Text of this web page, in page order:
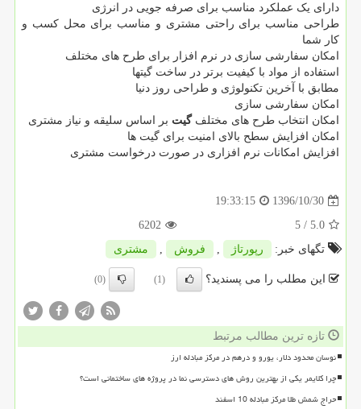
دارای یک عملکرد مناسب برای صرفه جویی در انرژی
طراحی مناسب برای راحتی مشتری و مناسب برای محل کسب و
کار شما
امکان سفارشی سازی در نرم افزار برای طرح های مختلف
استفاده از مواد با کیفیت برتر در ساخت گیتها
مطابق با آخرین تکنولوژی و طراحی روز دنیا
امکان سفارشی سازی
امکان انتخاب طرح های مختلفگیت بر اساس سلیقه و نیاز مشتری
امکان افزایش سطح بالای امنیت برای گیت ها
افزایش امکانات نرم افزاری در صورت درخواست مشتری
1396/10/30
19:33:15
5.0
/ 5
6202
تگهای خبر:
رپورتاژ , فروش , مشتری
این مطلب را می پسندید؟ (1)
(0)
تازه ترین مطالب مرتبط
نوسان محدود دلار، یورو و درهم در مرکز مبادله ارز
چرا کلایمر یکی از بهترین روش های دسترسی نما در پروژه های ساختمانی است؟
حراج شمش طلا مرکز مبادله 10 اسفند